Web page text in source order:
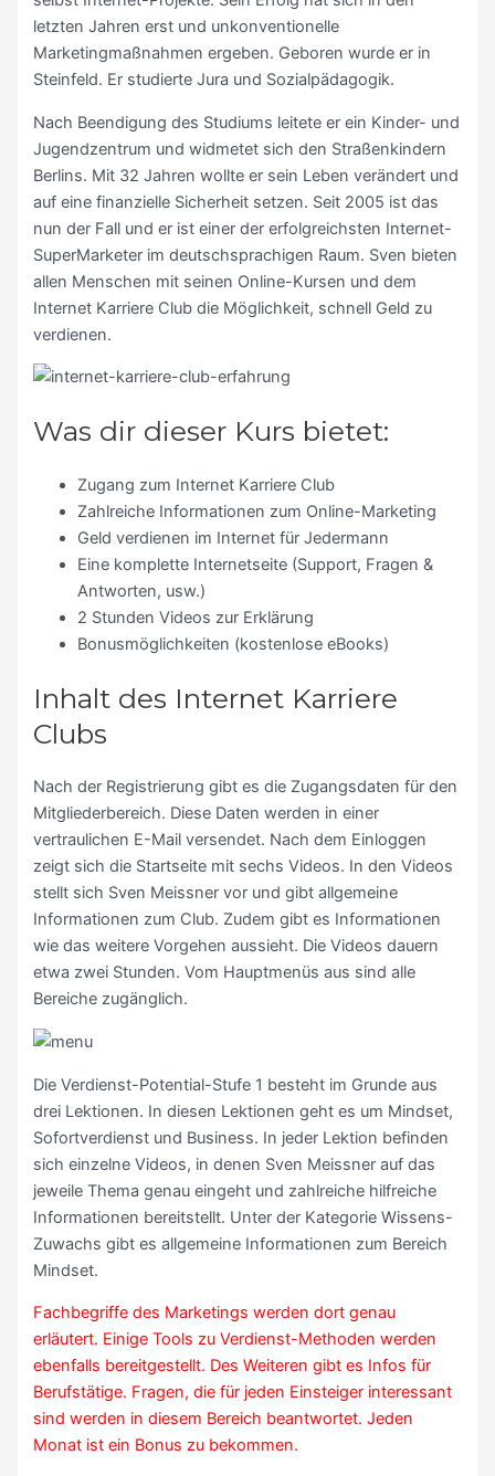
letzten Jahren erst und unkonventionelle
Marketingmaßnahmen ergeben. Geboren wurde er in
Steinfeld. Er studierte Jura und Sozialpädagogik.
Nach Beendigung des Studiums leitete er ein Kinder- und
Jugendzentrum und widmetet sich den Straßenkindern
Berlins. Mit 32 Jahren wollte er sein Leben verändert und
auf eine finanzielle Sicherheit setzen. Seit 2005 ist das
nun der Fall und er ist einer der erfolgreichsten Internet-
SuperMarketer im deutschsprachigen Raum. Sven bieten
allen Menschen mit seinen Online-Kursen und dem
Internet Karriere Club die Möglichkeit, schnell Geld zu
verdienen.
Was dir dieser Kurs bietet:
Zugang zum Internet Karriere Club
Zahlreiche Informationen zum Online-Marketing
Geld verdienen im Internet für Jedermann
Eine komplette Internetseite (Support, Fragen &
Antworten, usw.)
2 Stunden Videos zur Erklärung
Bonusmöglichkeiten (kostenlose eBooks)
Inhalt des Internet Karriere
Clubs
Nach der Registrierung gibt es die Zugangsdaten für den
Mitgliederbereich. Diese Daten werden in einer
vertraulichen E-Mail versendet. Nach dem Einloggen
zeigt sich die Startseite mit sechs Videos. In den Videos
stellt sich Sven Meissner vor und gibt allgemeine
Informationen zum Club. Zudem gibt es Informationen
wie das weitere Vorgehen aussieht. Die Videos dauern
etwa zwei Stunden. Vom Hauptmenüs aus sind alle
Bereiche zugänglich.
Die Verdienst-Potential-Stufe 1 besteht im Grunde aus
drei Lektionen. In diesen Lektionen geht es um Mindset,
Sofortverdienst und Business. In jeder Lektion befinden
sich einzelne Videos, in denen Sven Meissner auf das
jeweile Thema genau eingeht und zahlreiche hilfreiche
Informationen bereitstellt. Unter der Kategorie Wissens-
Zuwachs gibt es allgemeine Informationen zum Bereich
Mindset.
Fachbegriffe des Marketings werden dort genau
erläutert. Einige Tools zu Verdienst-Methoden werden
ebenfalls bereitgestellt. Des Weiteren gibt es Infos für
Berufstätige. Fragen, die für jeden Einsteiger interessant
sind werden in diesem Bereich beantwortet. Jeden
Monat ist ein Bonus zu bekommen.